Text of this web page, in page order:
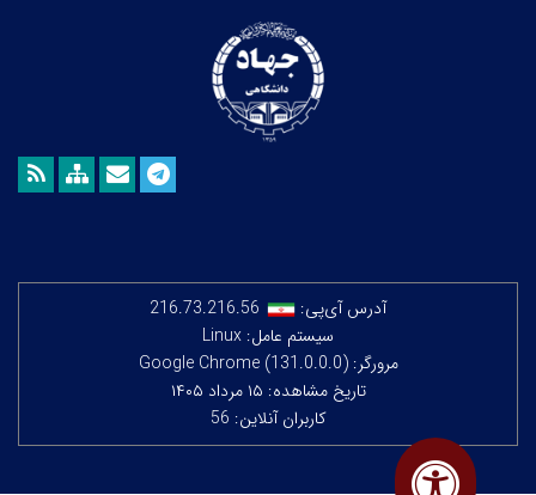
آدرس آی‌پی:
216.73.216.56
سیستم عامل: Linux
مرورگر: Google Chrome (131.0.0.0)
تاریخ مشاهده: ۱۵ مرداد ۱۴۰۵
کاربران آنلاین: 56